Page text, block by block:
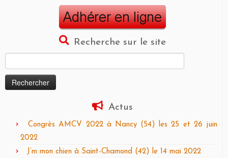
Recherche sur le site
Actus
Congrès AMCV 2022 à Nancy (54) les 25 et 26 juin
2022
J’m mon chien à Saint-Chamond (42) le 14 mai 2022